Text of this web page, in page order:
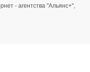
- агентства "Альянс+",
и
как «Лукойл», ООО